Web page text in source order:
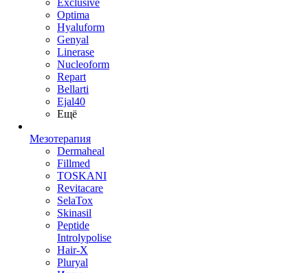
Exclusive
Optima
Hyaluform
Genyal
Linerase
Nucleoform
Repart
Bellarti
Ejal40
Ещё
Мезотерапия
Dermaheal
Fillmed
TOSKANI
Revitacare
SelaTox
Skinasil
Peptide
Introlypolise
Hair-X
Pluryal